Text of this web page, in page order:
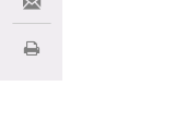
Share via Email
Imprimir